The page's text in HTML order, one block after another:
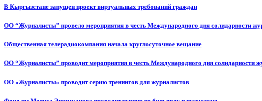
В Кыргызстане запущен проект виртуальных требований граждан
ОО “Журналисты” провело мероприятия в честь Международного дня солидарности
Общественная телерадиокомпания начала круглосуточное вещание
ОО “Журналисты” проводит мероприятия в честь Международного дня солидарности
ОО «Журналисты» проводит серию тренингов для журналистов